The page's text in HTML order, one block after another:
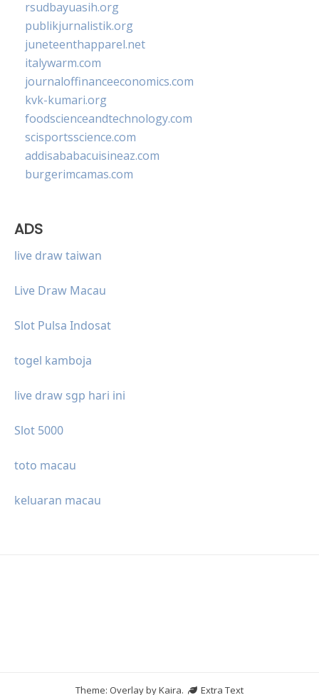
rsudbayuasih.org
publikjurnalistik.org
juneteenthapparel.net
italywarm.com
journaloffinanceeconomics.com
kvk-kumari.org
foodscienceandtechnology.com
scisportsscience.com
addisababacuisineaz.com
burgerimcamas.com
ADS
live draw taiwan
Live Draw Macau
Slot Pulsa Indosat
togel kamboja
live draw sgp hari ini
Slot 5000
toto macau
keluaran macau
Theme: Overlay byKaira. Extra Text